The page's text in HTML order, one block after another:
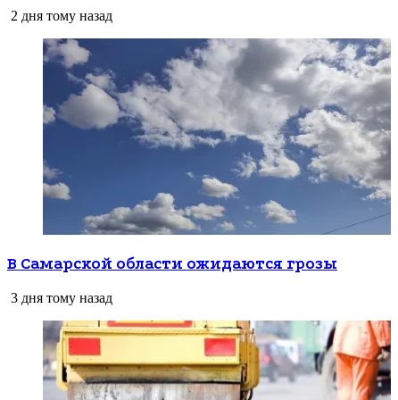
2 дня тому назад
В Самарской области ожидаются грозы
3 дня тому назад